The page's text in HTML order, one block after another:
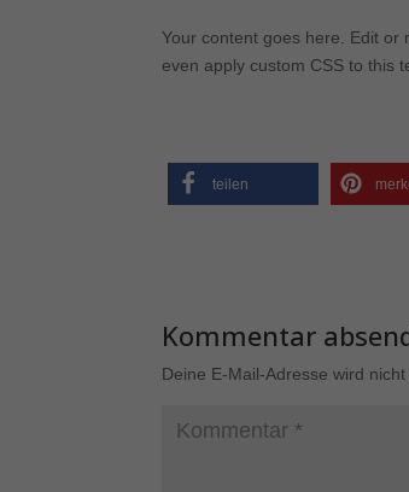
Your content goes here. Edit or
even apply custom CSS to this
teilen
Kommentar
Deine E-Mail-Adresse wird nicht